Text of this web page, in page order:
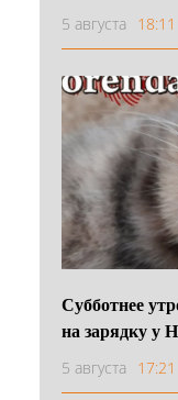
5 августа 18:11
Субботнее
на зарядку у
5 августа 17:21